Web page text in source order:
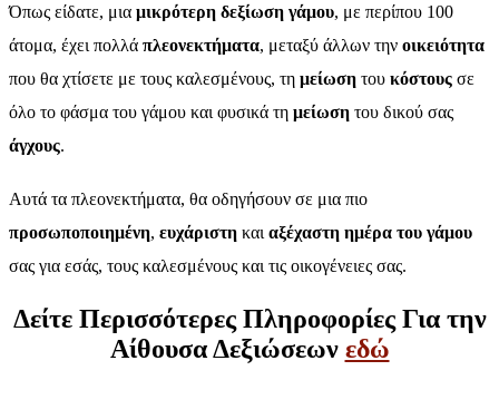
Όπως είδατε, μια μικρότερη δεξίωση γάμου, με περίπου 100
άτομα, έχει πολλά πλεονεκτήματα, μεταξύ άλλων την οικειότητα
που θα χτίσετε με τους καλεσμένους, τη μείωση του κόστους σε
όλο το φάσμα του γάμου και φυσικά τη μείωση του δικού σας
άγχους.
Αυτά τα πλεονεκτήματα, θα οδηγήσουν σε μια πιο
προσωποποιημένη, ευχάριστη και αξέχαστη ημέρα του γάμου
σας για εσάς, τους καλεσμένους και τις οικογένειες σας.
Δείτε Περισσότερες Πληροφορίες Για την
Αίθουσα Δεξιώσεων εδώ